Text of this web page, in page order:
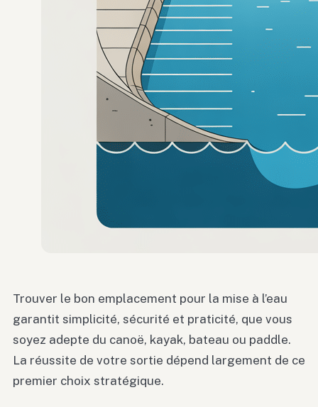
Trouver le bon emplacement pour la mise à l’eau
garantit simplicité, sécurité et praticité, que vous
soyez adepte du canoë, kayak, bateau ou paddle.
La réussite de votre sortie dépend largement de ce
premier choix stratégique.